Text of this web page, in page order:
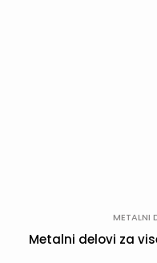
METALNI
Metalni delovi za